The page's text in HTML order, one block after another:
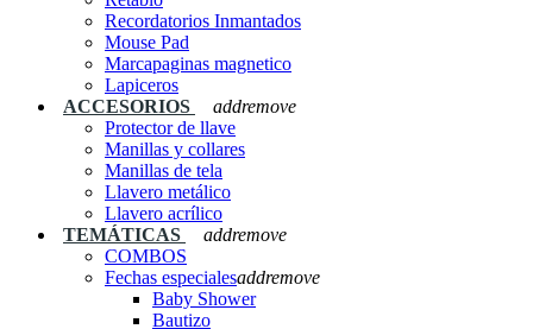
Recordatorios Inmantados
Mouse Pad
Marcapaginas magnetico
Lapiceros
ACCESORIOS
addremove
Protector de llave
Manillas y collares
Manillas de tela
Llavero metálico
Llavero acrílico
TEMÁTICAS
addremove
COMBOS
Fechas especialesaddremove
Baby Shower
Bautizo